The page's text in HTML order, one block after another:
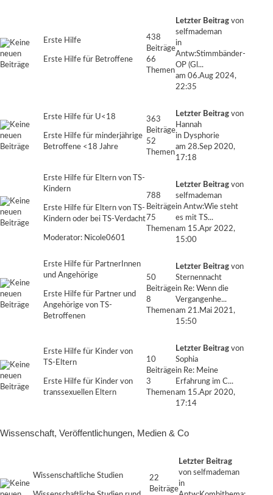
Erste Hilfe
Erste Hilfe für Betroffene
438
Beiträge
66
Themen
Letzter Beitrag von
selfmademan
in
Antw:Stimmbänder-
OP (Gl...
am 06.Aug 2024,
22:35
Erste Hilfe für U<18
Erste Hilfe für minderjährige
Betroffene <18 Jahre
363
Beiträge
52
Themen
Letzter Beitrag von
Hannah
in Dysphorie
am 28.Sep 2020,
17:18
Erste Hilfe für Eltern von TS-
Kindern
Erste Hilfe für Eltern von TS-
Kindern oder bei TS-Verdacht
Moderator: Nicole0601
788
Beiträge
75
Themen
Letzter Beitrag von
selfmademan
in Antw:Wie steht
es mit TS...
am 15.Apr 2022,
15:00
Erste Hilfe für PartnerInnen
und Angehörige
Erste Hilfe für Partner und
Angehörige von TS-
Betroffenen
50
Beiträge
8
Themen
Letzter Beitrag von
Sternennacht
in Re: Wenn die
Vergangenhe...
am 21.Mai 2021,
15:50
Erste Hilfe für Kinder von
TS-Eltern
Erste Hilfe für Kinder von
transsexuellen Eltern
10
Beiträge
3
Themen
Letzter Beitrag von
Sophia
in Re: Meine
Erfahrung im C...
am 15.Apr 2020,
17:14
Wissenschaft, Veröffentlichungen, Medien & Co
Wissenschaftliche Studien
22
Beiträge
Letzter Beitrag
von selfmademan
in